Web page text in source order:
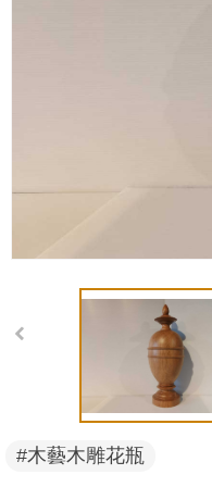
#木藝木雕花瓶